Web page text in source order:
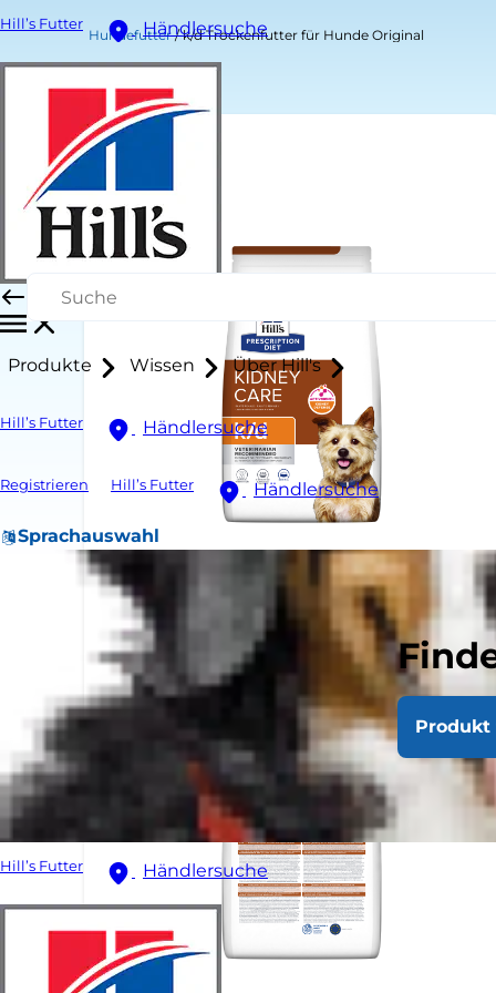
Hill’s Futter Händlersuche
Produkte Wissen Über Hill's
Hill’s Futter Händlersuche
Registrieren Hill’s Futter Händlersuche
Sprachauswahl
Produkt
Hill’s Futter Händlersuche
Hundefutter k/d Trockenfutter für Hunde Original